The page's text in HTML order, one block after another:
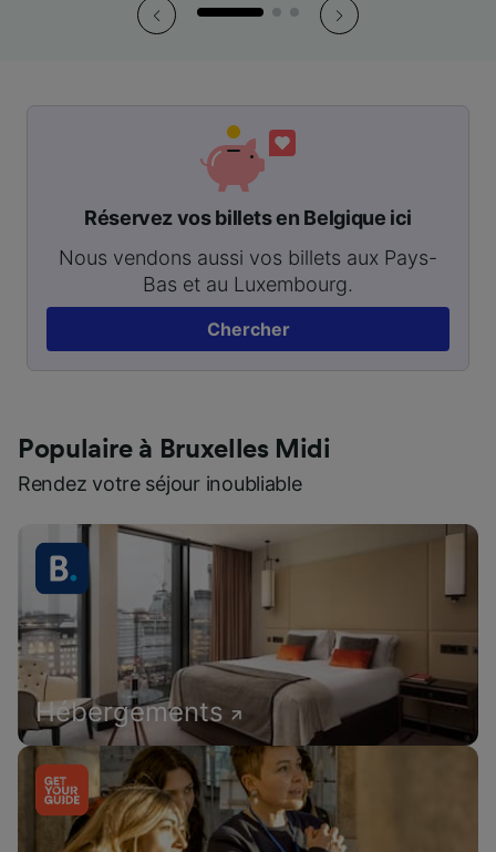
Réservez vos billets en Belgique ici
Nous vendons aussi vos billets aux Pays-
Bas et au Luxembourg.
Chercher
Populaire à Bruxelles Midi
Rendez votre séjour inoubliable
Hébergements